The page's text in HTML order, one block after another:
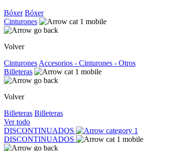
Bóxer Bóxer
Cinturones
Volver
Cinturones Accesorios - Cinturones - Otros
Billeteras
Volver
Billeteras Billeteras
Ver todo
DISCONTINUADOS
DISCONTINUADOS